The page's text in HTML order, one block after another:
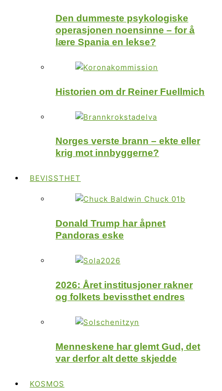
Den dummeste psykologiske
operasjonen noensinne – for å
lære Spania en lekse?
Historien om dr Reiner Fuellmich
Norges verste brann – ekte eller
krig mot innbyggerne?
BEVISSTHET
Donald Trump har åpnet
Pandoras eske
2026: Året institusjoner rakner
og folkets bevissthet endres
Menneskene har glemt Gud, det
var derfor alt dette skjedde
KOSMOS